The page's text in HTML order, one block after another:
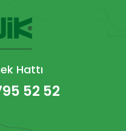
Hattı
52 52